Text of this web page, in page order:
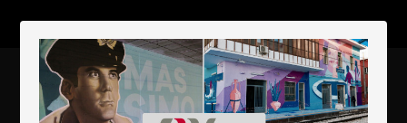
My Arteco
SUPPORTO